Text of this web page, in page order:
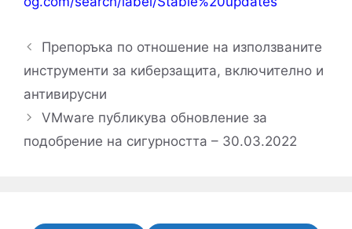
Препоръка по отношение на използваните
инструменти за киберзащита, включително и
антивирусни
VMware публикува обновление за
подобрение на сигурността – 30.03.2022